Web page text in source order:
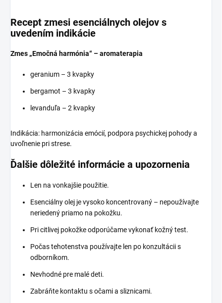
Recept zmesi esenciálnych olejov s
uvedením indikácie
Zmes „Emočná harmónia“ – aromaterapia
geranium – 3 kvapky
bergamot – 3 kvapky
levanduľa – 2 kvapky
Indikácia: harmonizácia emócií, podpora psychickej pohody a
uvoľnenie pri strese.
Ďalšie dôležité informácie a upozornenia
Len na vonkajšie použitie.
Esenciálny olej je vysoko koncentrovaný – nepoužívajte
neriedený priamo na pokožku.
Pri citlivej pokožke odporúčame vykonať kožný test.
Počas tehotenstva používajte len po konzultácii s
odborníkom.
Nevhodné pre malé deti.
Zabráňte kontaktu s očami a sliznicami.